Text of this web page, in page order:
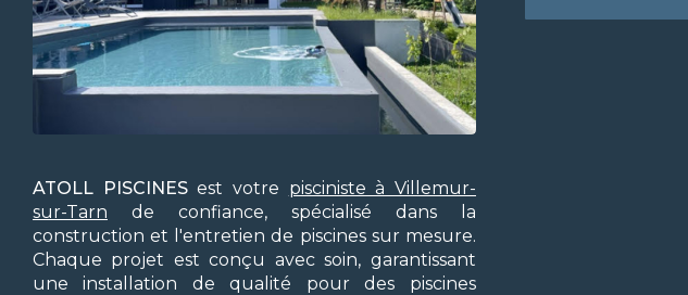
ATOLL PISCINESest votre pisciniste à Villemur-
sur-Tarn de confiance, spécialisé dans la
construction et l'entretien de piscines sur mesure.
Chaque projet est conçu avec soin, garantissant
une installation de qualité pour des piscines